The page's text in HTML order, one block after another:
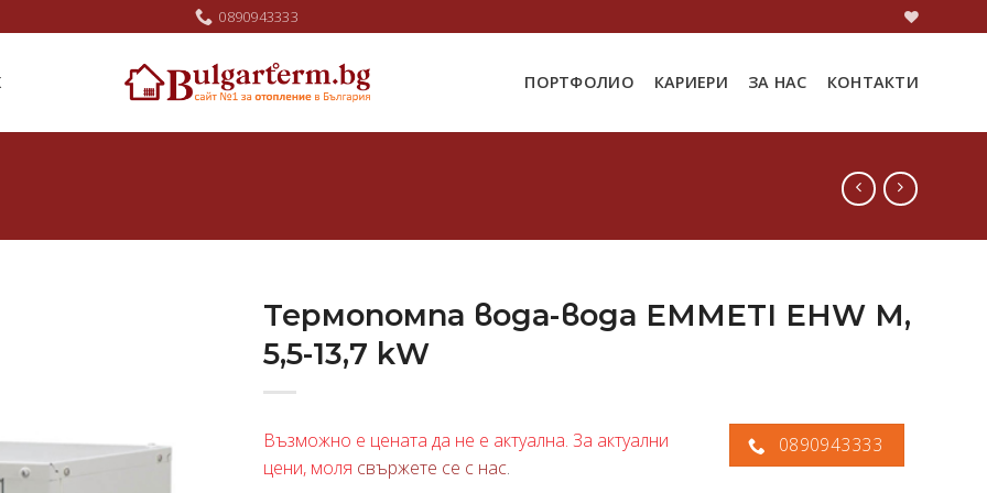
0890943333
ПОРТФОЛИО КАРИЕРИ ЗА НАС КОНТАКТИ
Термопомпа вода-вода EMMETI EHW M,
5,5-13,7 kW
Възможно е цената да не е актуална. За актуални
цени, моля свържете се с нас.
0890943333